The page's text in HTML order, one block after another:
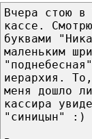
Вчера стою в
кассе.
буквами
маленьким
иерархия.
меня дошло
кассира
"синицын" :)